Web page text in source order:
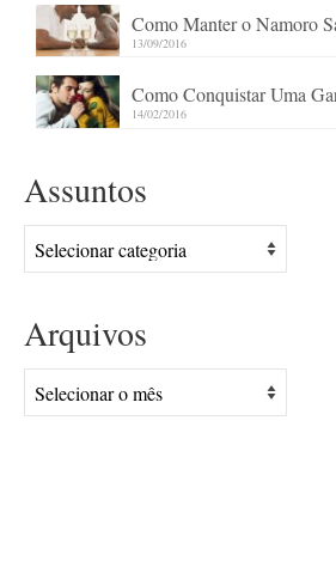
Como Manter o Namoro
13/09/2016
Como Conquistar Uma
14/02/2016
Assuntos
Assuntos
Arquivos
Arquivos